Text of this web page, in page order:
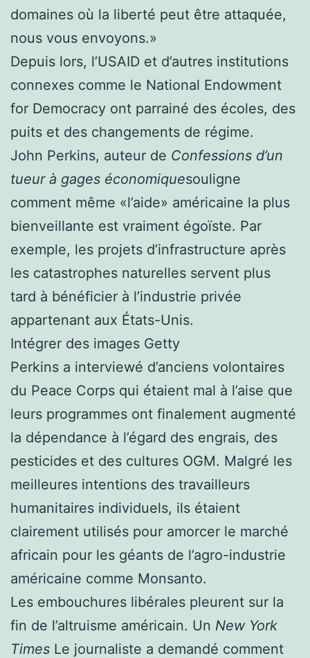
domaines où la liberté peut être attaquée,
nous vous envoyons.»
Depuis lors, l’USAID et d’autres institutions
connexes comme le National Endowment
for Democracy ont parrainé des écoles, des
puits et des changements de régime.
John Perkins, auteur de Confessions d’un
tueur à gages économiquesouligne
comment même «l’aide» américaine la plus
bienveillante est vraiment égoïste. Par
exemple, les projets d’infrastructure après
les catastrophes naturelles servent plus
tard à bénéficier à l’industrie privée
appartenant aux États-Unis.
Intégrer des images Getty
Perkins a interviewé d’anciens volontaires
du Peace Corps qui étaient mal à l’aise que
leurs programmes ont finalement augmenté
la dépendance à l’égard des engrais, des
pesticides et des cultures OGM. Malgré les
meilleures intentions des travailleurs
humanitaires individuels, ils étaient
clairement utilisés pour amorcer le marché
africain pour les géants de l’agro-industrie
américaine comme Monsanto.
Les embouchures libérales pleurent sur la
fin de l’altruisme américain. Un New York
Times Le journaliste a demandé comment